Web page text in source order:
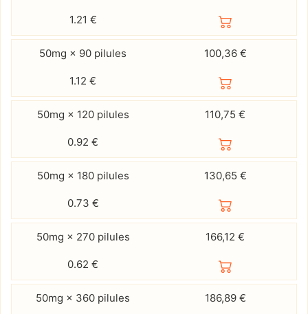
1.21 €
50mg × 90 pilules 100,36 €
1.12 €
50mg × 120 pilules 110,75 €
0.92 €
50mg × 180 pilules 130,65 €
0.73 €
50mg × 270 pilules 166,12 €
0.62 €
50mg × 360 pilules 186,89 €